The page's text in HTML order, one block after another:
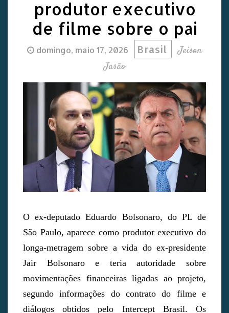
produtor executivo
de filme sobre o pai
domingo, maio 17, 2026 Brasil
Jeison
Jasão
O ex-deputado Eduardo Bolsonaro, do PL de
São Paulo, aparece como produtor executivo do
longa-metragem sobre a vida do ex-presidente
Jair Bolsonaro e teria autoridade sobre
movimentações financeiras ligadas ao projeto,
segundo informações do contrato do filme e
diálogos obtidos pelo Intercept Brasil. Os